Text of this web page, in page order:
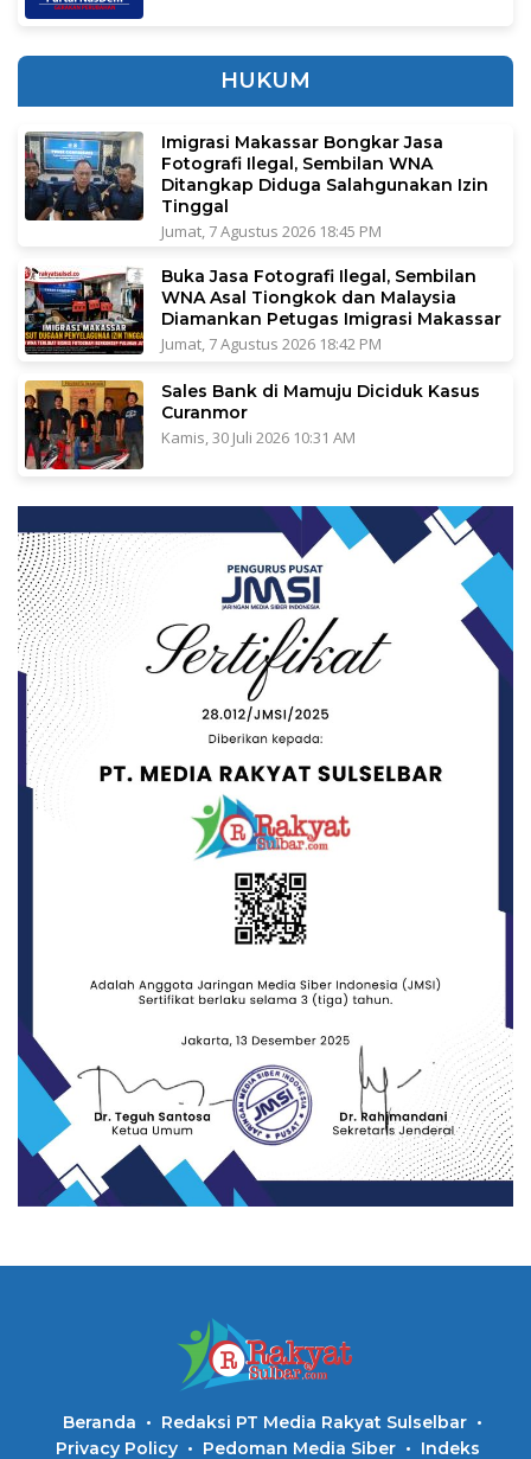
HUKUM
Imigrasi Makassar Bongkar Jasa
Fotografi Ilegal, Sembilan WNA
Ditangkap Diduga Salahgunakan Izin
Tinggal
Jumat, 7 Agustus 2026 18:45 PM
Buka Jasa Fotografi Ilegal, Sembilan
WNA Asal Tiongkok dan Malaysia
Diamankan Petugas Imigrasi Makassar
Jumat, 7 Agustus 2026 18:42 PM
Sales Bank di Mamuju Diciduk Kasus
Curanmor
Kamis, 30 Juli 2026 10:31 AM
Beranda
Redaksi PT Media Rakyat Sulselbar
Privacy Policy
Pedoman Media Siber Indeks